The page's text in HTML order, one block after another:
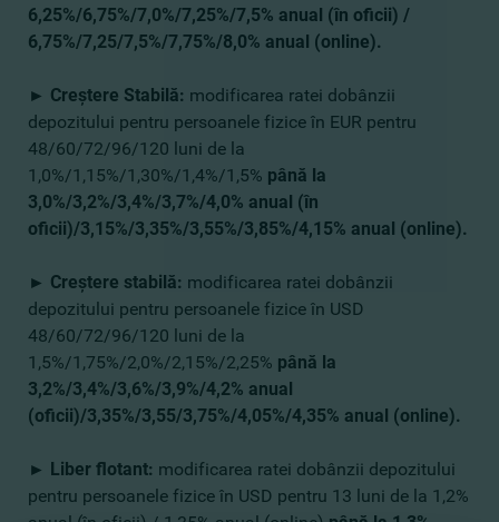
6,25%/6,75%/7,0%/7,25%/7,5% anual (în oficii) /
6,75%/7,25/7,5%/7,75%/8,0% anual (online).
► Creştere Stabilă: modificarea ratei dobânzii
depozitului pentru persoanele fizice în EUR pentru
48/60/72/96/120 luni de la
1,0%/1,15%/1,30%/1,4%/1,5% până la
3,0%/3,2%/3,4%/3,7%/4,0% anual (în
oficii)/3,15%/3,35%/3,55%/3,85%/4,15% anual (online).
► Creştere stabilă: modificarea ratei dobânzii
depozitului pentru persoanele fizice în USD
48/60/72/96/120 luni de la
1,5%/1,75%/2,0%/2,15%/2,25% până la
3,2%/3,4%/3,6%/3,9%/4,2% anual
(oficii)/3,35%/3,55/3,75%/4,05%/4,35% anual (online).
► Liber flotant: modificarea ratei dobânzii depozitului
pentru persoanele fizice în USD pentru 13 luni de la 1,2%